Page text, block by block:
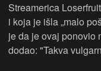
Streamerica
i koja je išla „malo
je da je ovaj ponovio
dodao: "Takva